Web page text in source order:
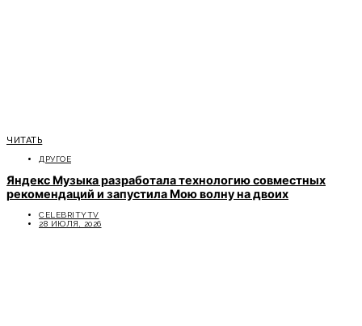
ЧИТАТЬ
ДРУГОЕ
Яндекс Музыка разработала технологию совместных
рекомендаций и запустила Мою волну на двоих
CELEBRITYTV
28 ИЮЛЯ, 2026